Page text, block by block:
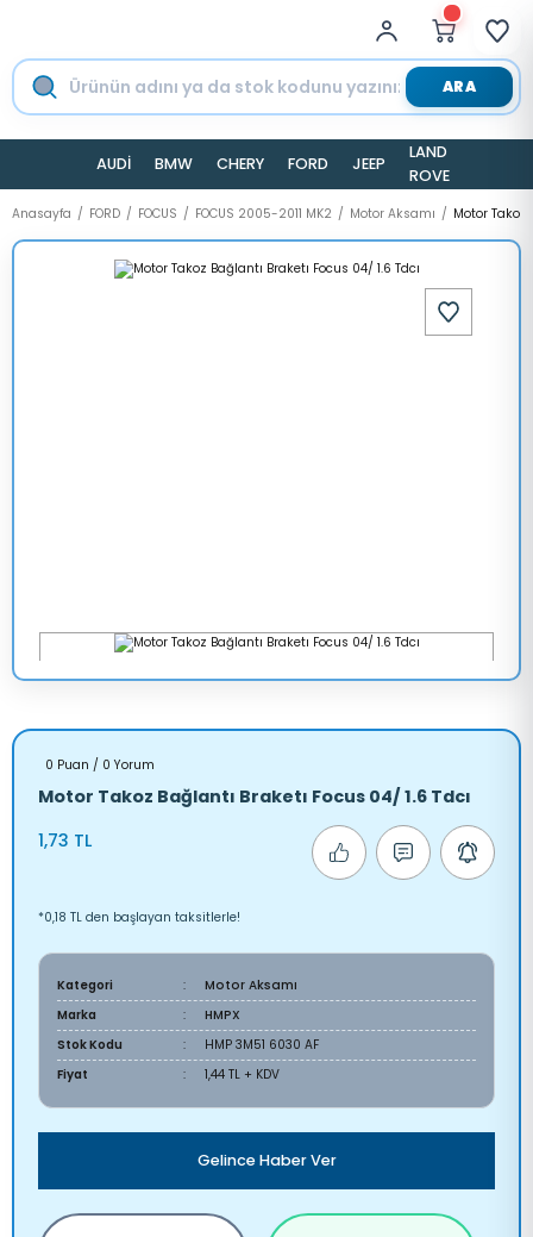
ARA
AUDİ BMW CHERY FORD JEEP
LAND
ROVER
Anasayfa FORD FOCUS FOCUS 2005-2011 MK2 Motor Aksamı Motor Takoz
0 Puan / 0 Yorum
Motor Takoz Bağlantı Braketı Focus 04/ 1.6 Tdcı
1,73 TL
*0,18 TL den başlayan taksitlerle!
Kategori
Motor Aksamı
Marka
HMPX
Stok Kodu
HMP 3M51 6030 AF
Fiyat
1,44 TL + KDV
Gelince Haber Ver